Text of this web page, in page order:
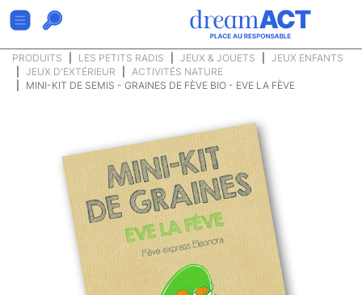
PRODUITS LES PETITS RADIS JEUX & JOUETS
JEUX ENFANTS
JEUX D'EXTÉRIEUR
ACTIVITÉS NATURE
MINI-KIT DE SEMIS - GRAINES DE FÈVE BIO - EVE LA FÈVE